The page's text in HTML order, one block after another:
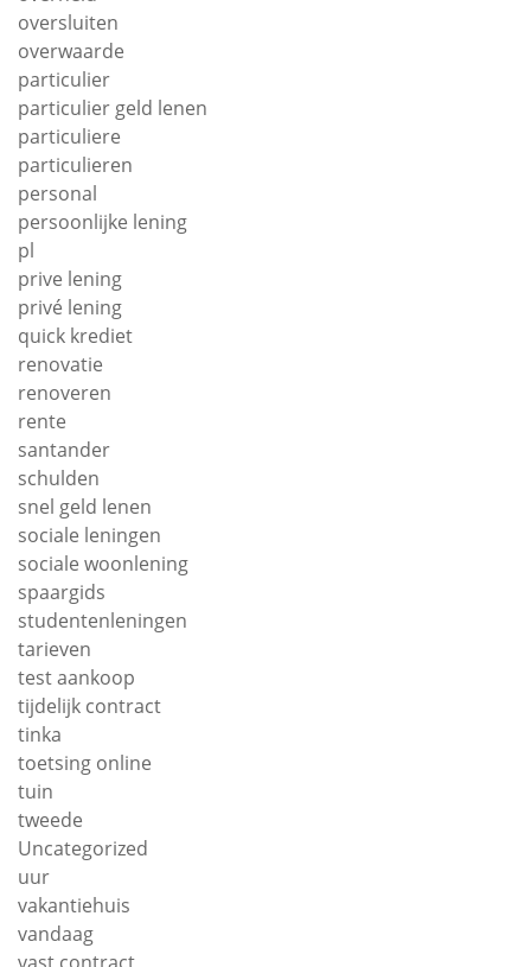
oversluiten
overwaarde
particulier
particulier geld lenen
particuliere
particulieren
personal
persoonlijke lening
pl
prive lening
privé lening
quick krediet
renovatie
renoveren
rente
santander
schulden
snel geld lenen
sociale leningen
sociale woonlening
spaargids
studentenleningen
tarieven
test aankoop
tijdelijk contract
tinka
toetsing online
tuin
tweede
Uncategorized
uur
vakantiehuis
vandaag